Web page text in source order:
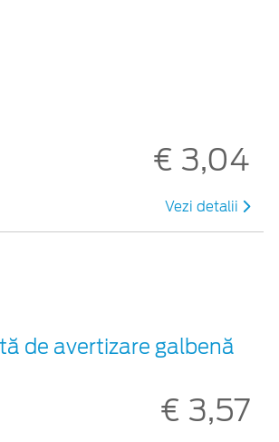
€ 3,04
Vezi detalii
de avertizare galbenă
€ 3,57